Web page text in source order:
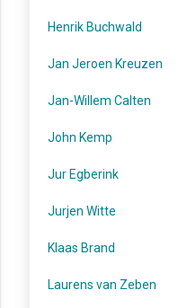
Henrik Buchwald
Jan Jeroen Kreuzen
Jan-Willem Calten
John Kemp
Jur Egberink
Jurjen Witte
Klaas Brand
Laurens van Zeben